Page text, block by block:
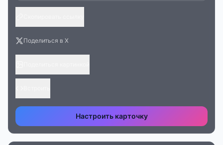
Поделиться в X
Настроить карточку